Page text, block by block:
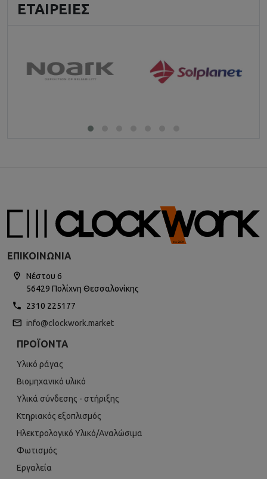
ΕΤΑΙΡΕΊΕΣ
ΕΠΙΚΟΙΝΩΝΊΑ
Νέστου 6
56429 Πολίχνη Θεσσαλονίκης
2310 225177
info@clockwork.market
ΠΡΟΪΌΝΤΑ
Υλικό ράγας
Βιομηχανικό υλικό
Υλικά σύνδεσης - στήριξης
Κτηριακός εξοπλισμός
Ηλεκτρολογικό Υλικό/Αναλώσιμα
Φωτισμός
Εργαλεία